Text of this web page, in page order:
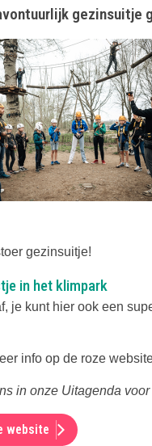
gezinsuitje
gezinsuitje!
in het klimpark
je kunt hier ook een
info op de roze
in onze Uitagenda voor
website